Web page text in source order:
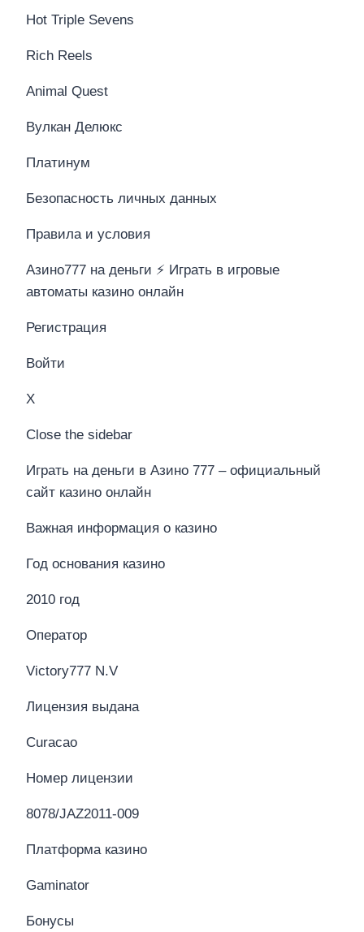
Hot Triple Sevens
Rich Reels
Animal Quest
Вулкан Делюкс
Платинум
Безопасность личных данных
Правила и условия
Азино777 на деньги ⚡️ Играть в игровые
автоматы казино онлайн
Регистрация
Войти
X
Close the sidebar
Играть на деньги в Азино 777 – официальный
сайт казино онлайн
Важная информация о казино
Год основания казино
2010 год
Оператор
Victory777 N.V
Лицензия выдана
Curacao
Номер лицензии
8078/JAZ2011-009
Платформа казино
Gaminator
Бонусы